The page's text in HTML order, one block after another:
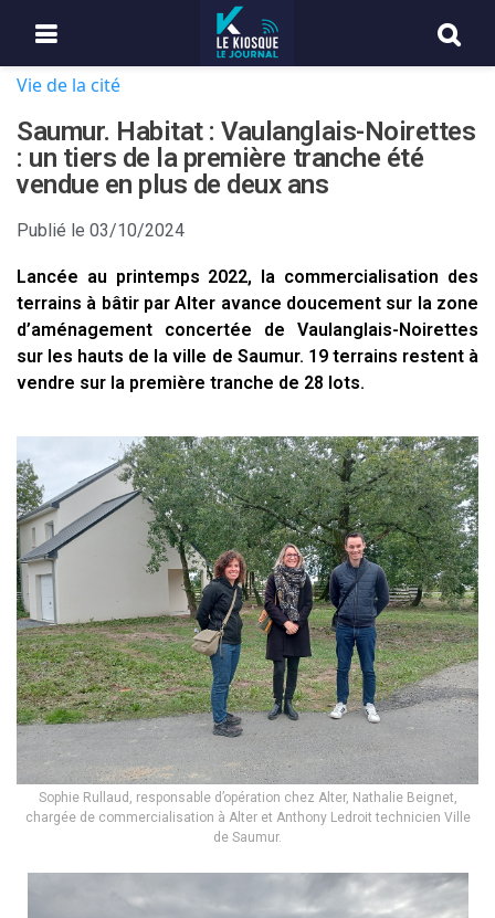
Vie de la cité
Saumur. Habitat : Vaulanglais-Noirettes
: un tiers de la première tranche été
vendue en plus de deux ans
Publié le 03/10/2024
Lancée au printemps 2022, la commercialisation des
terrains à bâtir par Alter avance doucement sur la zone
d’aménagement concertée de Vaulanglais-Noirettes
sur les hauts de la ville de Saumur. 19 terrains restent à
vendre sur la première tranche de 28 lots.
Sophie Rullaud, responsable d’opération chez Alter, Nathalie Beignet,
chargée de commercialisation à Alter et Anthony Ledroit technicien Ville
de Saumur.